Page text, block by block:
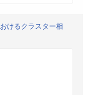
けるクラスター相